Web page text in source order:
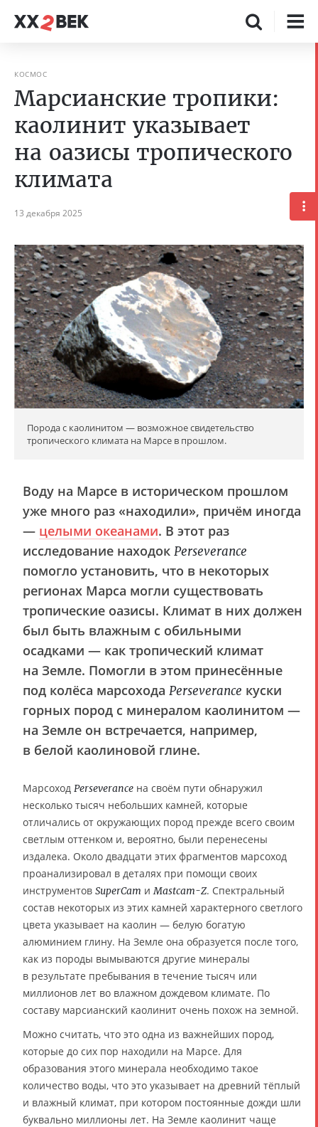
КОСМОС
Марсианские тропики:
каолинит указывает
на оазисы тропического
климата
13 декабря 2025
Порода с каолинитом — возможное свидетельство
тропического климата на Марсе в прошлом.
Воду на Марсе в историческом прошлом
уже много раз «находили», причём иногда
— целыми океанами. В этот раз
исследование находок Perseverance
помогло установить, что в некоторых
регионах Марса могли существовать
тропические оазисы. Климат в них должен
был быть влажным с обильными
осадками — как тропический климат
на Земле. Помогли в этом принесённые
под колёса марсохода Perseverance куски
горных пород с минералом каолинитом —
на Земле он встречается, например,
в белой каолиновой глине.
Марсоход Perseverance на своём пути обнаружил
несколько тысяч небольших камней, которые
отличались от окружающих пород прежде всего своим
светлым оттенком и, вероятно, были перенесены
издалека. Около двадцати этих фрагментов марсоход
проанализировал в деталях при помощи своих
инструментов SuperCam и Mastcam-Z. Спектральный
состав некоторых из этих камней характерного светлого
цвета указывает на каолин — белую богатую
алюминием глину. На Земле она образуется после того,
как из породы вымываются другие минералы
в результате пребывания в течение тысяч или
миллионов лет во влажном дождевом климате. По
составу марсианский каолинит очень похож на земной.
Можно считать, что это одна из важнейших пород,
которые до сих пор находили на Марсе. Для
образования этого минерала необходимо такое
количество воды, что это указывает на древний тёплый
и влажный климат, при котором постоянные дожди шли
буквально миллионы лет. На Земле каолинит чаще